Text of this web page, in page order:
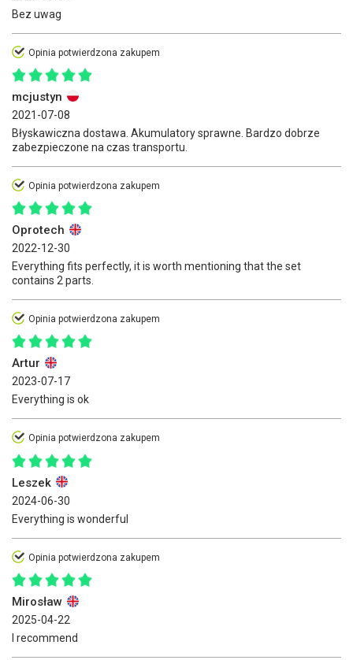
Bez uwag
Opinia potwierdzona zakupem
mcjustyn
2021-07-08
Błyskawiczna dostawa. Akumulatory sprawne. Bardzo dobrze
zabezpieczone na czas transportu.
Opinia potwierdzona zakupem
Oprotech
2022-12-30
Everything fits perfectly, it is worth mentioning that the set
contains 2 parts.
Opinia potwierdzona zakupem
Artur
2023-07-17
Everything is ok
Opinia potwierdzona zakupem
Leszek
2024-06-30
Everything is wonderful
Opinia potwierdzona zakupem
Mirosław
2025-04-22
I recommend